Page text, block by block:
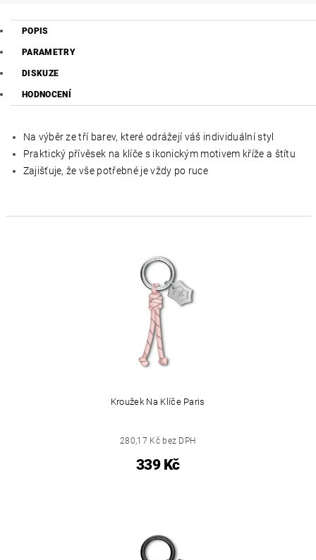
POPIS
PARAMETRY
DISKUZE
HODNOCENÍ
Na výběr ze tří barev, které odrážejí váš individuální styl
Praktický přívěsek na klíče s ikonickým motivem kříže a štítu
Zajišťuje, že vše potřebné je vždy po ruce
Kroužek Na Klíče Paris
280,17 Kč bez DPH
339 Kč